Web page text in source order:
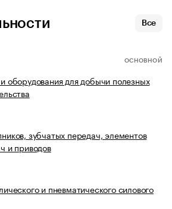
Все
ОСНОВНОЙ
оборудования для добычи полезных
зубчатых передач, элементов
и приводов
и пневматического силового